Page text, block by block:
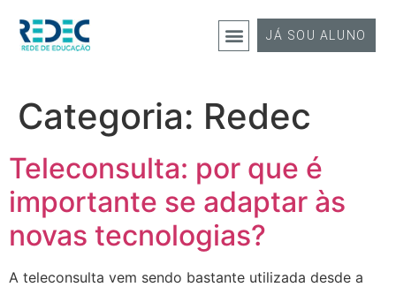
JÁ SOU ALUNO
Categoria: Redec
Teleconsulta: por que é
importante se adaptar às
novas tecnologias?
A teleconsulta vem sendo bastante utilizada desde a